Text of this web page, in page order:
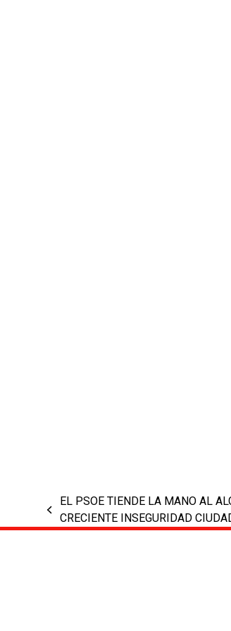
previous
post:
EL PSOE TIENDE LA MANO AL
CRECIENTE INSEGURIDAD